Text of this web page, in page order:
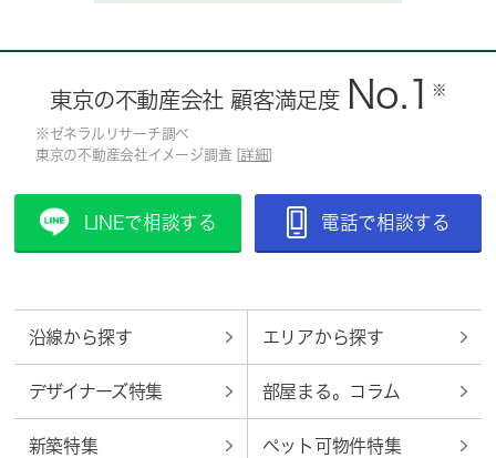
東京の不動産会社 顧客満足度 No.1 ※
※ゼネラルリサーチ調べ
東京の不動産会社イメージ調査 [ 詳細
LINEで相談する 電話で相談する
沿線から探す エリアから探す
デザイナーズ特集 部屋まる。コラム
新築特集 ペット可物件特集